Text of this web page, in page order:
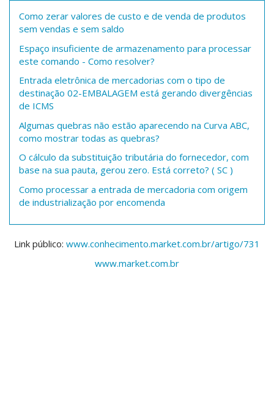
Como zerar valores de custo e de venda de produtos
sem vendas e sem saldo
Espaço insuficiente de armazenamento para processar
este comando - Como resolver?
Entrada eletrônica de mercadorias com o tipo de
destinação 02-EMBALAGEM está gerando divergências
de ICMS
Algumas quebras não estão aparecendo na Curva ABC,
como mostrar todas as quebras?
O cálculo da substituição tributária do fornecedor, com
base na sua pauta, gerou zero. Está correto? ( SC )
Como processar a entrada de mercadoria com origem
de industrialização por encomenda
Link público: www.conhecimento.market.com.br/artigo/731
www.market.com.br